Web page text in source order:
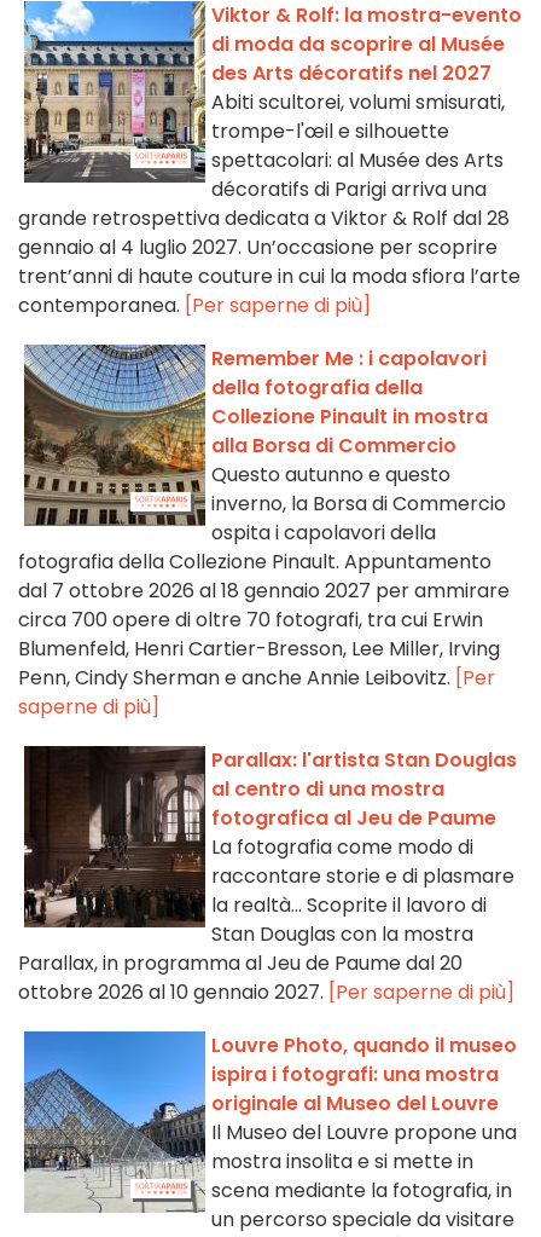
Viktor & Rolf: la mostra-evento
di moda da scoprire al Musée
des Arts décoratifs nel 2027
Abiti scultorei, volumi smisurati,
trompe-l'œil e silhouette
spettacolari: al Musée des Arts
décoratifs di Parigi arriva una
grande retrospettiva dedicata a Viktor & Rolf dal 28
gennaio al 4 luglio 2027. Un’occasione per scoprire
trent’anni di haute couture in cui la moda sfiora l’arte
contemporanea. [Per saperne di più]
Remember Me : i capolavori
della fotografia della
Collezione Pinault in mostra
alla Borsa di Commercio
Questo autunno e questo
inverno, la Borsa di Commercio
ospita i capolavori della
fotografia della Collezione Pinault. Appuntamento
dal 7 ottobre 2026 al 18 gennaio 2027 per ammirare
circa 700 opere di oltre 70 fotografi, tra cui Erwin
Blumenfeld, Henri Cartier-Bresson, Lee Miller, Irving
Penn, Cindy Sherman e anche Annie Leibovitz. [Per
saperne di più]
Parallax: l'artista Stan Douglas
al centro di una mostra
fotografica al Jeu de Paume
La fotografia come modo di
raccontare storie e di plasmare
la realtà... Scoprite il lavoro di
Stan Douglas con la mostra
Parallax, in programma al Jeu de Paume dal 20
ottobre 2026 al 10 gennaio 2027. [Per saperne di più]
Louvre Photo, quando il museo
ispira i fotografi: una mostra
originale al Museo del Louvre
Il Museo del Louvre propone una
mostra insolita e si mette in
scena mediante la fotografia, in
un percorso speciale da visitare